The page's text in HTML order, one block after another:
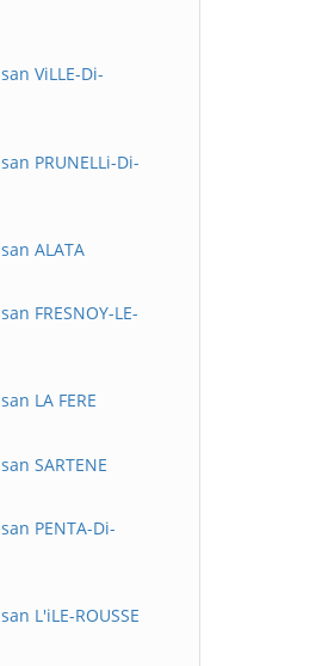
ViLLE-Di-
PRUNELLi-Di-
ALATA
FRESNOY-LE-
LA FERE
SARTENE
PENTA-Di-
L'iLE-ROUSSE